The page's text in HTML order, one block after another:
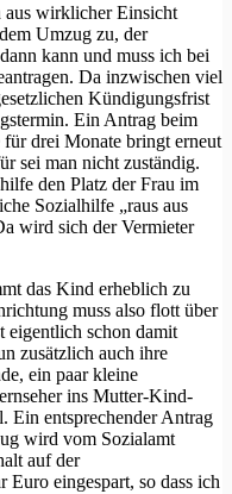
aus wirklicher Einsicht
Umzug zu, der
kann und muss ich bei
Da inzwischen viel
Kündigungsfrist
Ein Antrag beim
drei Monate bringt erneut
sei man nicht zuständig.
den Platz der Frau im
Sozialhilfe „raus aus
wird sich der Vermieter
das Kind erheblich zu
muss also flott über
eigentlich schon damit
zusätzlich auch ihre
ein paar kleine
ins Mutter-Kind-
Ein entsprechender Antrag
wird vom Sozialamt
auf der
Euro eingespart, so dass ich